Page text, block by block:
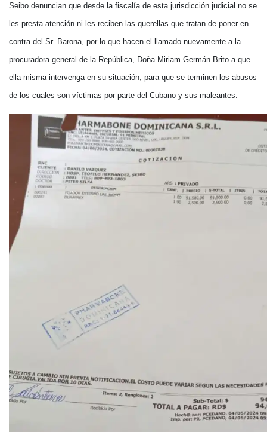
Seibo denuncian que desde la fiscalía de esta jurisdicción judicial no se
les presta atención ni les reciben las querellas que tratan de poner en
contra del Sr. Barona, por lo que hacen el llamado nuevamente a la
procuradora general de la República, Doña Miriam Germán Brito a que
ella misma intervenga en su situación, para que se terminen los abusos
de los cuales son víctimas por parte del Cubano y sus maleantes.